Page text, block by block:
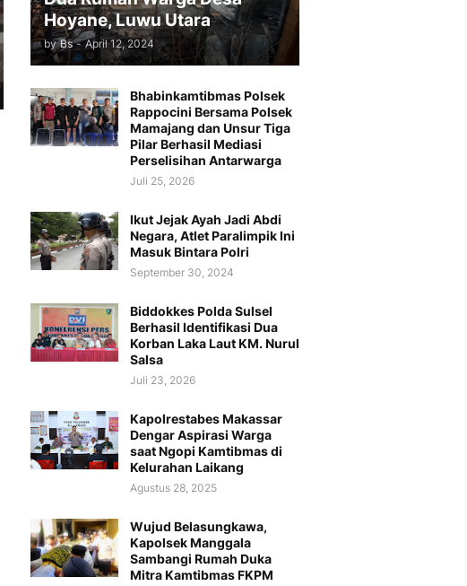
Hoyane, Luwu Utara
by Bs - April 12, 2024
Bhabinkamtibmas Polsek
Rappocini Bersama Polsek
Mamajang dan Unsur Tiga
Pilar Berhasil Mediasi
Perselisihan Antarwarga
Juli 25, 2026
Ikut Jejak Ayah Jadi Abdi
Negara, Atlet Paralimpik Ini
Masuk Bintara Polri
September 30, 2024
Biddokkes Polda Sulsel
Berhasil Identifikasi Dua
Korban Laka Laut KM. Nurul
Salsa
Juli 23, 2026
Kapolrestabes Makassar
Dengar Aspirasi Warga
saat Ngopi Kamtibmas di
Kelurahan Laikang
Agustus 28, 2025
Wujud Belasungkawa,
Kapolsek Manggala
Sambangi Rumah Duka
Mitra Kamtibmas FKPM